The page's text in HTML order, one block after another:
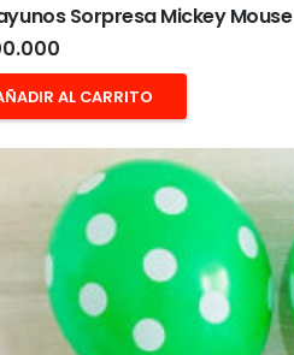
Sorpresa Mickey Mouse
AL CARRITO